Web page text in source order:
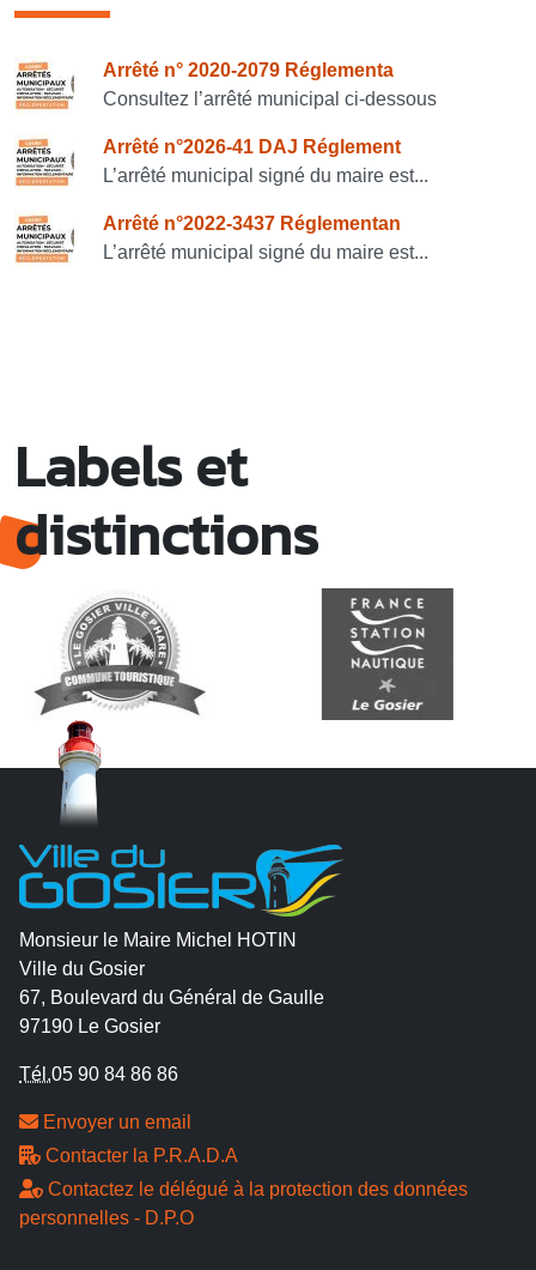
Consulter également
Arrêté n° 2020-2079 Réglementa
Consultez l’arrêté municipal ci-dessous
Arrêté n°2026-41 DAJ Réglement
L’arrêté municipal signé du maire est...
Arrêté n°2022-3437 Réglementan
L’arrêté municipal signé du maire est...
Labels et
distinctions
Monsieur le Maire Michel HOTIN
Ville du Gosier
67, Boulevard du Général de Gaulle
97190 Le Gosier
Tél.05 90 84 86 86
Envoyer un email
Contacter la P.R.A.D.A
Contactez le délégué à la protection des données
personnelles - D.P.O